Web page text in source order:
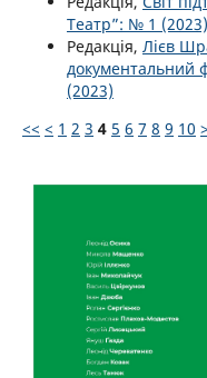
Театр”: № 1 (2023)
Редакція, Лієв
документальний
(2023)
<< < 1 2 3 4 5 6 7 8 9 10 >